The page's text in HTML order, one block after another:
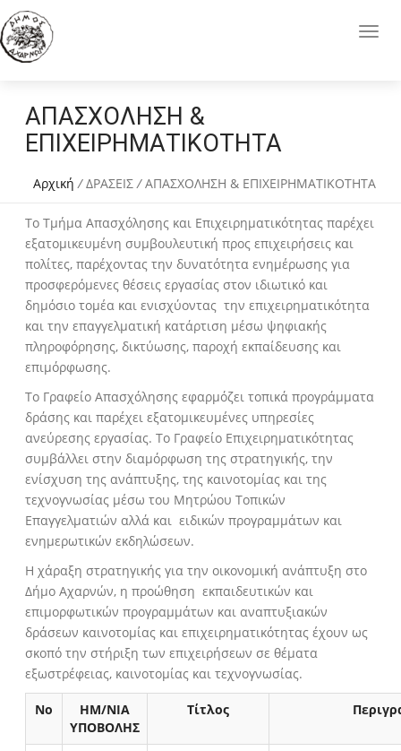
ΑΠΑΣΧΟΛΗΣΗ &
ΕΠΙΧΕΙΡΗΜΑΤΙΚΟΤΗΤΑ
Αρχική /ΔΡΑΣΕΙΣ /ΑΠΑΣΧΟΛΗΣΗ & ΕΠΙΧΕΙΡΗΜΑΤΙΚΟΤΗΤΑ
Το Τμήμα Απασχόλησης και Επιχειρηματικότητας παρέχει
εξατομικευμένη συμβουλευτική προς επιχειρήσεις και
πολίτες, παρέχοντας την δυνατότητα ενημέρωσης για
προσφερόμενες θέσεις εργασίας στον ιδιωτικό και
δημόσιο τομέα και ενισχύοντας την επιχειρηματικότητα
και την επαγγελματική κατάρτιση μέσω ψηφιακής
πληροφόρησης, δικτύωσης, παροχή εκπαίδευσης και
επιμόρφωσης.
Το Γραφείο Απασχόλησης εφαρμόζει τοπικά προγράμματα
δράσης και παρέχει εξατομικευμένες υπηρεσίες
ανεύρεσης εργασίας. Το Γραφείο Επιχειρηματικότητας
συμβάλλει στην διαμόρφωση της στρατηγικής, την
ενίσχυση της ανάπτυξης, της καινοτομίας και της
τεχνογνωσίας μέσω του Μητρώου Τοπικών
Επαγγελματιών αλλά και ειδικών προγραμμάτων και
ενημερωτικών εκδηλώσεων.
Η χάραξη στρατηγικής για την οικονομική ανάπτυξη στο
Δήμο Αχαρνών, η προώθηση εκπαιδευτικών και
επιμορφωτικών προγραμμάτων και αναπτυξιακών
δράσεων καινοτομίας και επιχειρηματικότητας έχουν ως
σκοπό την στήριξη των επιχειρήσεων σε θέματα
εξωστρέφειας, καινοτομίας και τεχνογνωσίας.
Νο
ΗΜ/ΝΙΑ
ΥΠΟΒΟΛΗΣ
Τίτλος